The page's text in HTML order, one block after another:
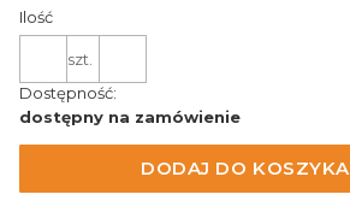
Ilość
szt.
Dostępność:
dostępny na zamówienie
DODAJ DO KOSZYKA